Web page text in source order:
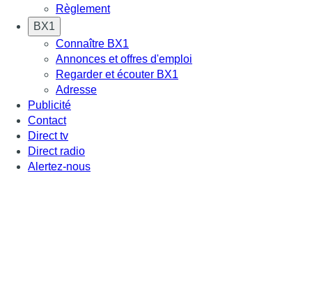
Règlement
BX1
Connaître BX1
Annonces et offres d'emploi
Regarder et écouter BX1
Adresse
Publicité
Contact
Direct tv
Direct radio
Alertez-nous